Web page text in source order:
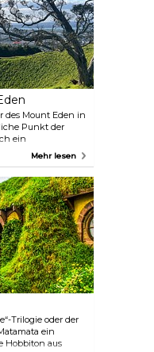
des Mount Eden in
Punkt der
ein
der Stadt.
des Vulkans ist
der Stadt.
Mehr lesen
Trilogie oder der
ein
Hobbiton aus